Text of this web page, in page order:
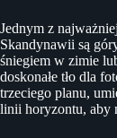
Jednym z
Skandynawii są
śniegiem w zimie
doskonałe tło dla
trzeciego planu,
linii horyzontu, aby